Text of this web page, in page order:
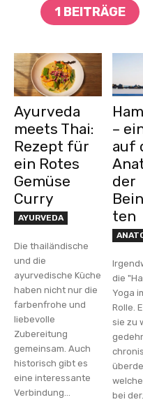
1 BEITRÄGE
Ayurveda
meets Thai:
Rezept für
ein Rotes
Gemüse
Curry
AYURVEDA
Die thailändische
und die
ayurvedische Küche
haben nicht nur die
farbenfrohe und
liebevolle
Zubereitung
gemeinsam. Auch
historisch gibt es
eine interessante
Verbindung...
–
auf
der
ten
die
Yoga
Rolle.
sie zu
bei